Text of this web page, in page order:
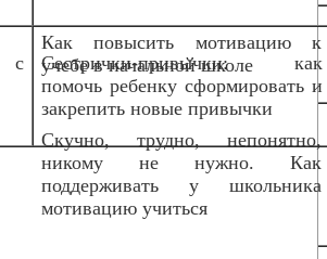
Как повысить мотивацию к
учебе в начальной школе
Скучно, трудно, непонятно,
никому не нужно. Как
поддерживать у школьника
мотивацию учиться
Сестрички-привычки: как
помочь ребенку сформировать и
закрепить новые привычки